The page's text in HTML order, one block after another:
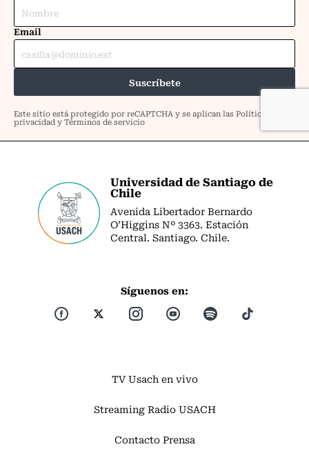
Universidad de Santiago de
Chile
Avenida Libertador Bernardo
O’Higgins Nº 3363. Estación
Central. Santiago. Chile.
Síguenos en:
TV Usach en vivo
Streaming Radio USACH
Contacto Prensa